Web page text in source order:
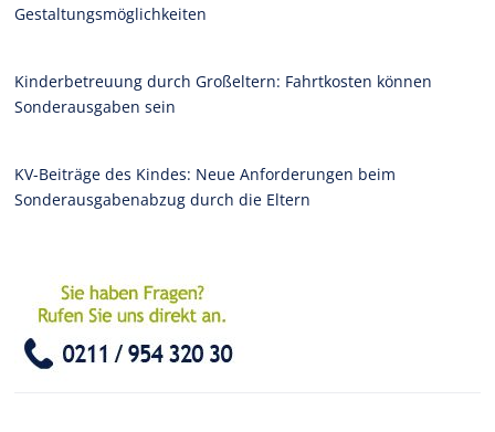
Gestaltungsmöglichkeiten
Kinderbetreuung durch Großeltern: Fahrtkosten können
Sonderausgaben sein
KV-Beiträge des Kindes: Neue Anforderungen beim
Sonderausgabenabzug durch die Eltern